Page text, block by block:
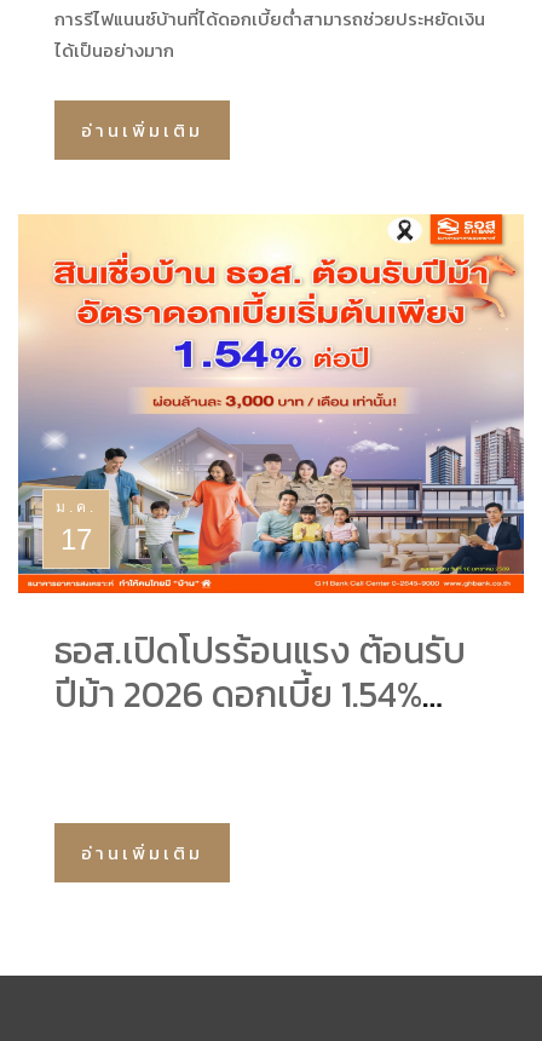
การรีไฟแนนซ์บ้านที่ได้ดอกเบี้ยต่ำสามารถช่วยประหยัดเงิน
ได้เป็นอย่างมาก
อ่านเพิ่มเติม
ม.ค.
17
ธอส.เปิดโปรร้อนแรง ต้อนรับ
ปีม้า 2026 ดอกเบี้ย 1.54%
อ่านเพิ่มเติม